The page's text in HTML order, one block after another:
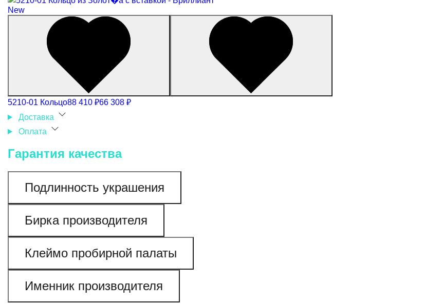
New
5210-01 Кольцо88 410 ₽66 308 ₽
Доставка
Оплата
Гарантия качества
Подлинность украшения
Бирка производителя
Клеймо пробирной палаты
Именник производителя